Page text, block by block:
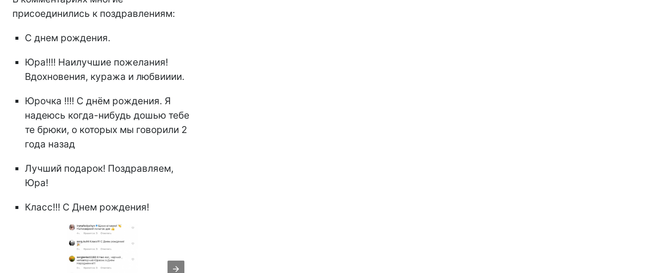
присоединились к поздравлениям:
С днем рождения.
Юра!!!! Наилучшие пожелания!
Вдохновения, куража и любвииии.
Юрочка !!!! С днём рождения. Я
надеюсь когда-нибудь дошью тебе
те брюки, о которых мы говорили 2
года назад
Лучший подарок! Поздравляем,
Юра!
Класс!!! С Днем рождения!